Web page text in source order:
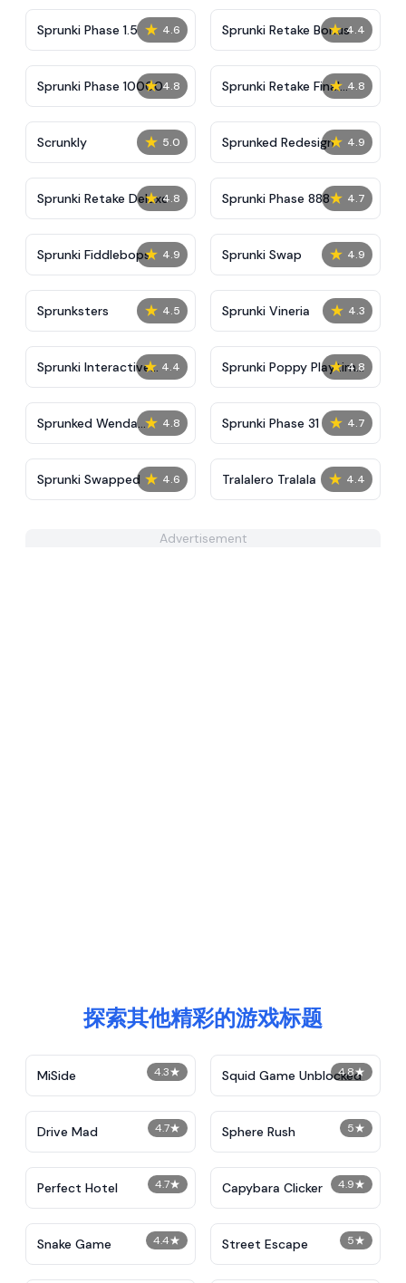
★ 4.6
Sprunki Phase 1.5 ★ 4.4
Sprunki Retake Bonus
★ 4.8
Sprunki Phase 10000 ★ 4.8
Sprunki Retake Final
Update
★ 5.0
Scrunkly ★ 4.9
Sprunked Redesign
★ 4.8
Sprunki Retake Deluxe ★ 4.7
Sprunki Phase 888
★ 4.9
Sprunki Fiddlebops ★ 4.9
Sprunki Swap
★ 4.5
Sprunksters ★ 4.3
Sprunki Vineria
★ 4.4
Sprunki Interactive
Tunner
★ 4.8
Sprunki Poppy Playtime
Phase 5
★ 4.8
Sprunked Wenda
Treatment
★ 4.7
Sprunki Phase 31
★ 4.6
Sprunki Swapped ★ 4.4
Tralalero Tralala
Advertisement
探索其他精彩的游戏标题
4.3★
MiSide 4.8★
Squid Game Unblocked
4.7★
Drive Mad 5★
Sphere Rush
4.7★
Perfect Hotel 4.9★
Capybara Clicker
4.4★
Snake Game 5★
Street Escape